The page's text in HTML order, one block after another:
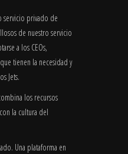
servicio privado de
de nuestro servicio
a los CEOs,
tienen la necesidad y
Jets.
los recursos
la cultura del
Una plataforma en